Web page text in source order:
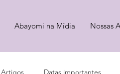
Abayomi na Mídia Nossas
Artigos Datas importantes